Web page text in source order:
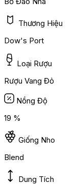
Thương Hiệu
Dow's Port
Loại Rượu
Rượu Vang Đỏ
Nồng Độ
19 %
Giống Nho
Blend
Dung Tích